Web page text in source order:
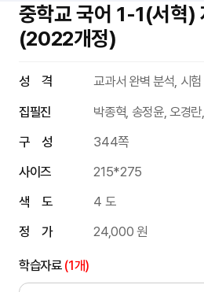
중학교 국어 1-1(서혁)
(2022개정)
성 격
교과서 완벽 분석, 시
집필진
박종혁, 송정윤, 오경
구 성
344쪽
사이즈
215*275
색 도
4 도
정 가
24,000 원
학습자료 (1개)